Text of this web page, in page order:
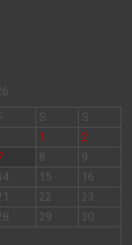
S
S
1
2
8
9
15
16
22
23
29
30